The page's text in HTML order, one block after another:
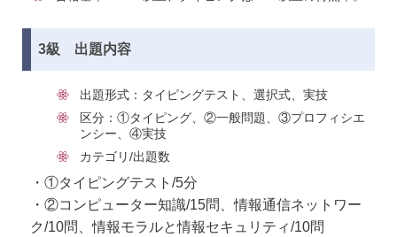
3級 出題内容
出題形式：タイピングテスト、選択式、実技
区分：①タイピング、②一般問題、③プロフィシエ
ンシー、④実技
カテゴリ/出題数
・①タイピングテスト/5分
・②コンピューター知識/15問、情報通信ネットワー
ク/10問、情報モラルと情報セキュリティ/10問